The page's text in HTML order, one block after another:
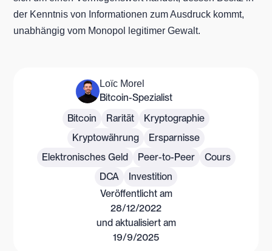
der Kenntnis von Informationen zum Ausdruck kommt,
unabhängig vom Monopol legitimer Gewalt.
Loïc Morel
Bitcoin-Spezialist
Bitcoin
Rarität
Kryptographie
Kryptowährung
Ersparnisse
Elektronisches Geld
Peer-to-Peer
Cours
DCA
Investition
Veröffentlicht am
28/12/2022
und aktualisiert am
19/9/2025